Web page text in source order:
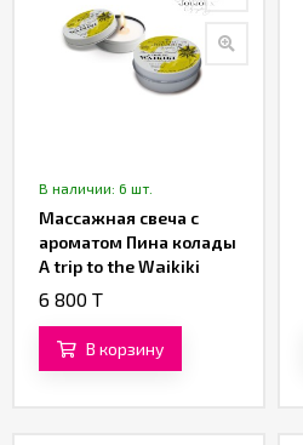
В наличии: 6 шт.
Массажная свеча с
ароматом Пина колады
A trip to the Waikiki
«Petits Joujoux» от
6 800 T
В корзину